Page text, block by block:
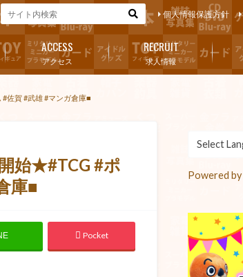
個人情報保護方針
アクセス
ACCESS
求人情報
RECRUIT
佐賀 #武雄 #マンガ倉庫■
始★#TCG #ポ
庫■
Pocket
Powered by